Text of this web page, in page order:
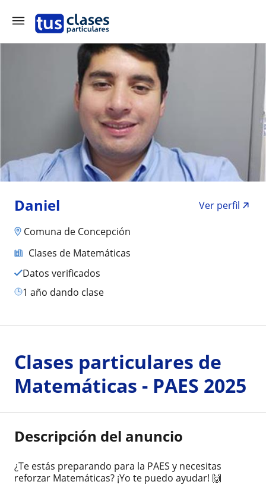
Daniel
Ver perfil
Comuna de Concepción
Clases de Matemáticas
Datos verificados
1 año dando clase
Clases particulares de
Matemáticas - PAES 2025
Descripción del anuncio
¿Te estás preparando para la PAES y necesitas
reforzar Matemáticas? ¡Yo te puedo ayudar! 🙌